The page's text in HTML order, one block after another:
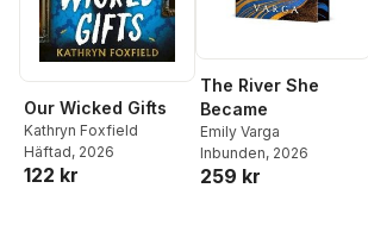
Our Wicked Gifts
Kathryn Foxfield
Häftad, 2026
122 kr
The River She
Became
Emily Varga
Inbunden, 2026
259 kr